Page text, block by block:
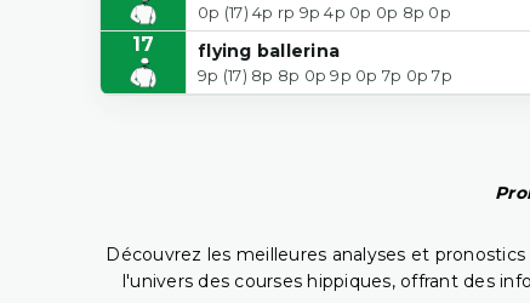
0p (17) 4p rp 9p 4p 0p 0p 8p 0p
17 flying ballerina
9p (17) 8p 8p 0p 9p 0p 7p 0p 7p
Découvrez les meilleures analyses et
l'univers des courses hippiques, offrant des